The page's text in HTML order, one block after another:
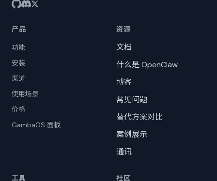
产品
功能
安装
渠道
使用场景
价格
GambaOS 面板
资源
文档
什么是 OpenClaw
博客
常见问题
替代方案对比
案例展示
通讯
工具 社区